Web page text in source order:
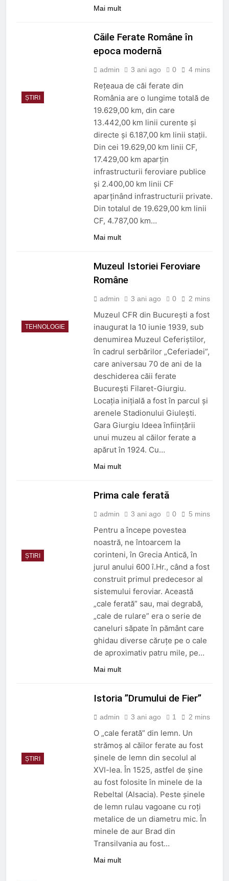
Mai mult
ȘTIRI
Căile Ferate Române în
epoca modernă
admin 3 ani ago 0 4 mins
Rețeaua de căi ferate din
România are o lungime totală de
19.629,00 km, din care
13.442,00 km linii curente și
directe și 6.187,00 km linii stații.
Din cei 19.629,00 km linii CF,
17.429,00 km aparțin
infrastructurii feroviare publice
și 2.400,00 km linii CF
aparținând infrastructurii private.
Din totalul de 19.629,00 km linii
CF, 4.787,00 km…
Mai mult
TEHNOLOGIE
Muzeul Istoriei Feroviare
Române
admin 3 ani ago 0 2 mins
Muzeul CFR din București a fost
inaugurat la 10 iunie 1939, sub
denumirea Muzeul Ceferiștilor,
în cadrul serbărilor „Ceferiadei”,
care aniversau 70 de ani de la
deschiderea căii ferate
București Filaret-Giurgiu.
Locația inițială a fost în parcul și
arenele Stadionului Giulești.
Gara Giurgiu Ideea înființării
unui muzeu al căilor ferate a
apărut în 1924. Cu…
Mai mult
ȘTIRI
Prima cale ferată
admin 3 ani ago 0 5 mins
Pentru a începe povestea
noastră, ne întoarcem la
corinteni, în Grecia Antică, în
jurul anului 600 î.Hr., când a fost
construit primul predecesor al
sistemului feroviar. Această
„cale ferată” sau, mai degrabă,
„cale de rulare” era o serie de
caneluri săpate în pământ care
ghidau diverse căruțe pe o cale
de aproximativ patru mile, pe…
Mai mult
ȘTIRI
Istoria ”Drumului de Fier”
admin 3 ani ago 1 2 mins
O „cale ferată” din lemn. Un
strămoș al căilor ferate au fost
șinele de lemn din secolul al
XVI-lea. În 1525, astfel de șine
au fost folosite în minele de la
Rebeltal (Alsacia). Peste șinele
de lemn rulau vagoane cu roți
metalice de un diametru mic. În
minele de aur Brad din
Transilvania au fost…
Mai mult